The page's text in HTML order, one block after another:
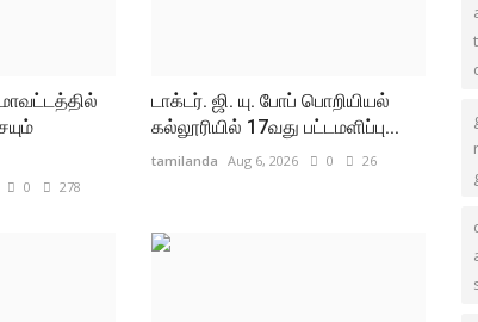
0 278
டாக்டர். ஜி. யு. போப் பொறியியல்
கல்லூரியில் 17வது பட்டமளிப்பு...
tamilanda Aug 6, 2026 0 26